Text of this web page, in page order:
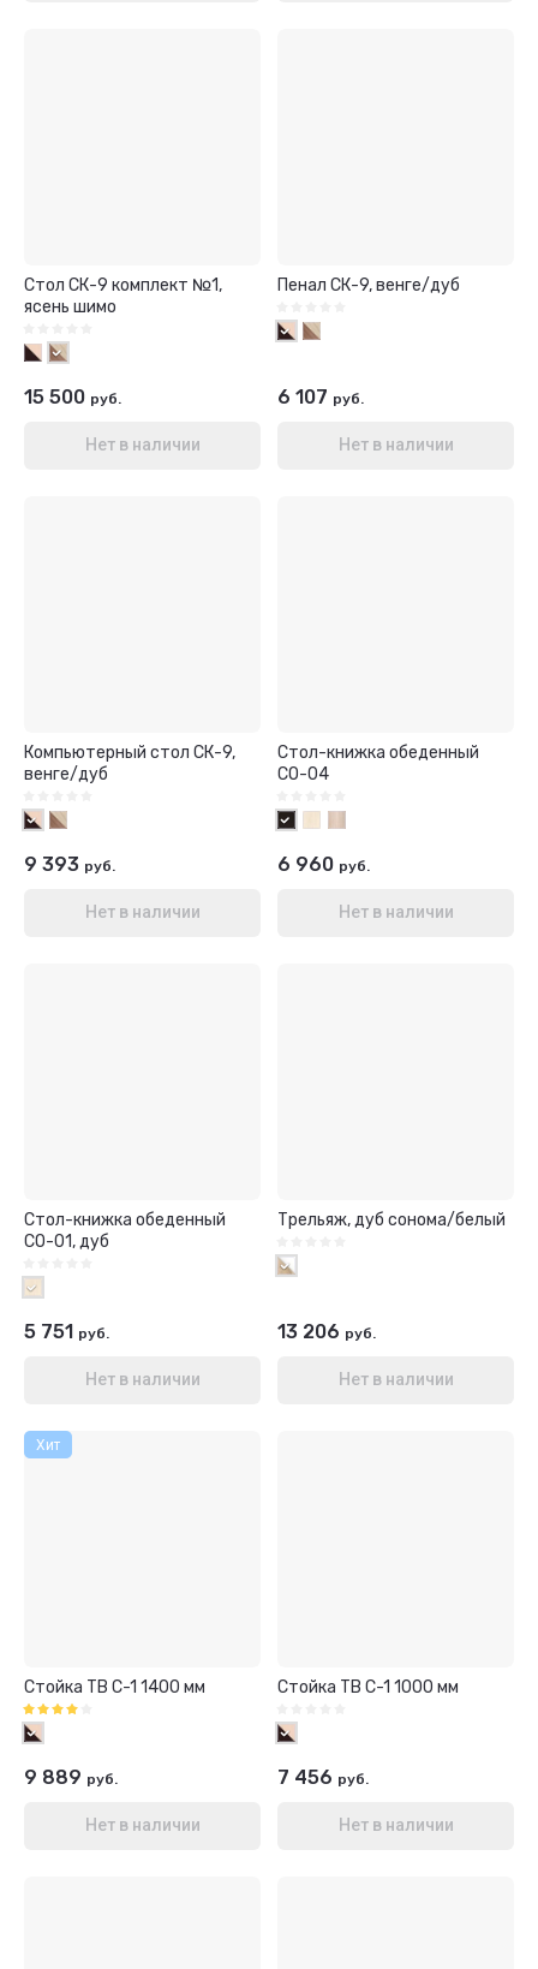
Стол СК-9 комплект №1,
ясень шимо
15 500 руб.
Нет в наличии
Пенал СК-9, венге/дуб
6 107 руб.
Нет в наличии
Компьютерный стол СК-9,
венге/дуб
9 393 руб.
Нет в наличии
Стол-книжка обеденный
СО-04
6 960 руб.
Нет в наличии
Стол-книжка обеденный
СО-01, дуб
5 751 руб.
Нет в наличии
Трельяж, дуб сонома/белый
13 206 руб.
Нет в наличии
Хит
Стойка ТВ С-1 1400 мм
9 889 руб.
Нет в наличии
Стойка ТВ С-1 1000 мм
7 456 руб.
Нет в наличии